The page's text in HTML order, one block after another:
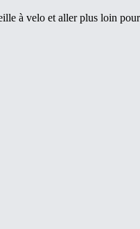
à velo et aller plus loin